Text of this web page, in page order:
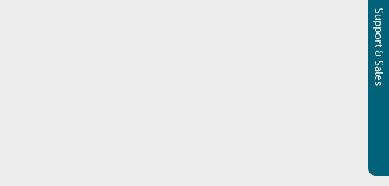
Support & Sales